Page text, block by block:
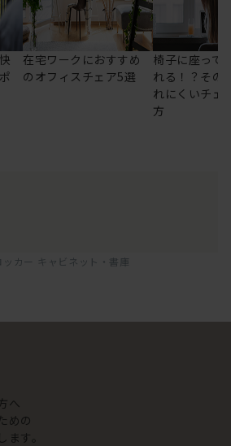
在宅ワークにおすすめ
のオフィスチェア5選
椅子に座って
れる！？その
れにくいチェ
方
カー キャビネット・書庫
へ
めの
す。